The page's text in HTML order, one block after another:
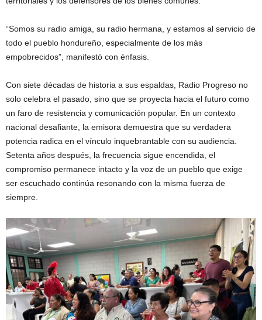
“Somos su radio amiga, su radio hermana, y estamos al servicio de
todo el pueblo hondureño, especialmente de los más
empobrecidos”, manifestó con énfasis.
Con siete décadas de historia a sus espaldas, Radio Progreso no
solo celebra el pasado, sino que se proyecta hacia el futuro como
un faro de resistencia y comunicación popular. En un contexto
nacional desafiante, la emisora demuestra que su verdadera
potencia radica en el vínculo inquebrantable con su audiencia.
Setenta años después, la frecuencia sigue encendida, el
compromiso permanece intacto y la voz de un pueblo que exige
ser escuchado continúa resonando con la misma fuerza de
siempre.